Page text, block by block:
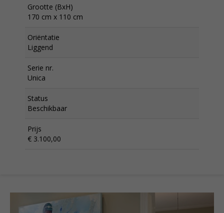
Grootte (BxH)
170 cm x 110 cm
Oriëntatie
Liggend
Serie nr.
Unica
Status
Beschikbaar
Prijs
€ 3.100,00